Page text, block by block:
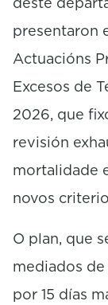
presentaron
Actuacións
Excesos de
2026, que
revisión
mortalidade
novos
O plan, que
mediados
por 15 días